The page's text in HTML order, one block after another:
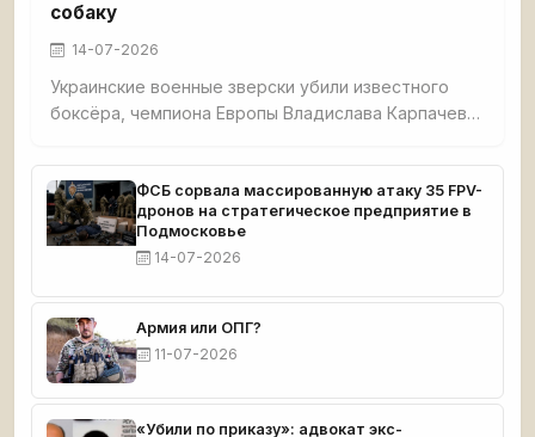
собаку
14-07-2026
Украинские военные зверски убили известного
боксёра, чемпиона Европы Владислава Карпачева,
Красноармейском. Спортсмена перед смертью
истязали — в него выпустили 5 пуль, в мать — 7. Из
дома украли $8 000 и автомобиль. Тела
обнаружил отец погибшего. Карпачев готовился к
чемпионату мира.
ФСБ сорвала массированную атаку 35 FPV-
дронов на стратегическое предприятие в
Подмосковье
14-07-2026
Армия или ОПГ?
11-07-2026
«Убили по приказу»: адвокат экс-